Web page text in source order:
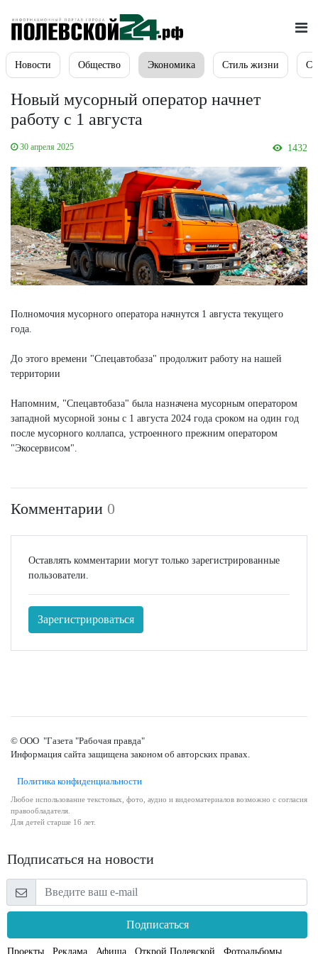
Новости Общество Экономика Стиль жизни
Новый мусорный оператор начнет
работу с 1 августа
30 апреля 2025 1432
Полномочия мусорного оператора начнутся 1 августа текущего
года.
До этого времени "Спецавтобаза" продолжит работу на нашей
территории
Напомним, "Спецавтобаза" была назначена мусорным оператором
западной мусорной зоны с 1 августа 2024 года сроком на один год
после мусорного коллапса, устроенного прежним оператором
"Экосервисом".
Комментарии 0
Оставлять комментарии могут только зарегистрированные
пользователи.
Зарегистрироваться
© ООО "Газета "Рабочая правда"
Информация сайта защищена законом об авторских правах.
Политика конфиденциальности
Любое использование текстовых, фото, аудио и видеоматериалов возможно с согласия
правообладателя.
Для детей старше 16 лет.
Подписаться на новости
Подписаться
Проекты Реклама Афиша Открой Полевской Фотоальбомы